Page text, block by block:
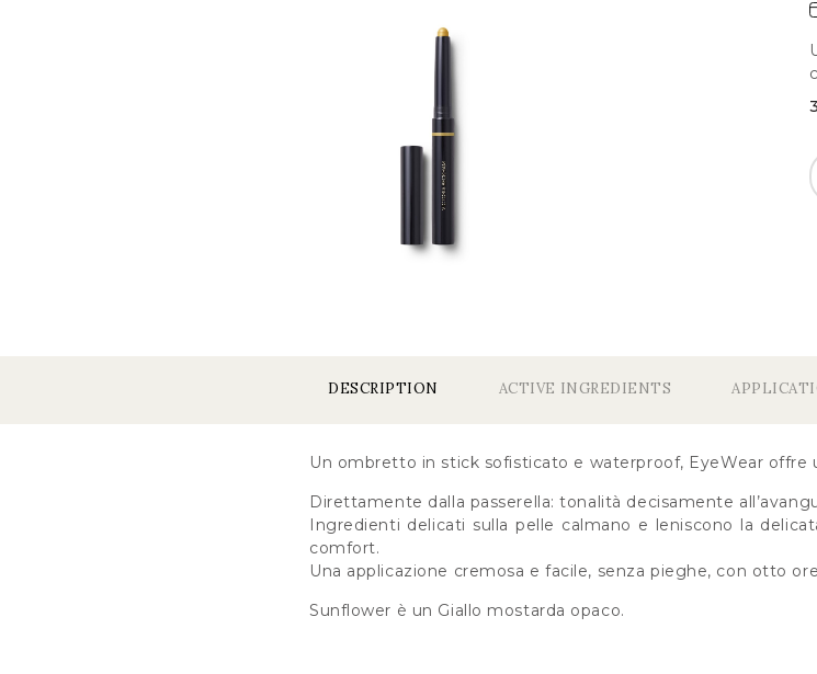
DESCRIPTION ACTIVE INGREDIENTS
Un ombretto in stick sofisticato e waterproof, EyeWear offre
Direttamente dalla passerella: tonalità decisamente
Ingredienti delicati sulla pelle calmano e leniscono la
comfort.
Una applicazione cremosa e facile, senza pieghe, con otto
Sunflower è un Giallo mostarda opaco.